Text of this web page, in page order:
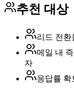
추천 대상
리드 전환
메일 내
자
응답률 확